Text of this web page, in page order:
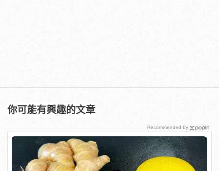
你可能有興趣的文章
Recommended by